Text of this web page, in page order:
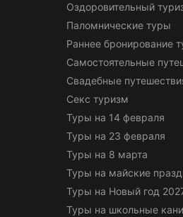
Оздоровительный
Паломнические туры
Раннее бронирование
Самостоятельные
Свадебные
Секс туризм
Туры на 14 февраля
Туры на 23 февраля
Туры на 8 марта
Туры на майские
Туры на Новый год
Туры на школьные